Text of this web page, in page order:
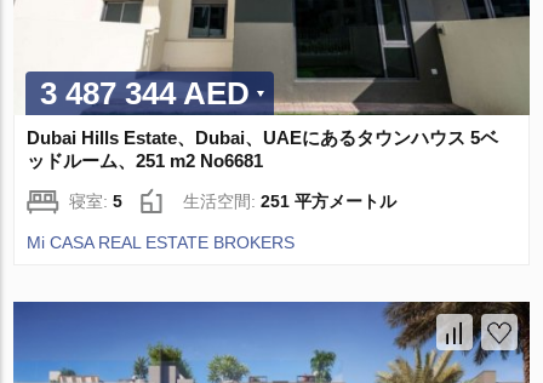
3 487 344 AED
Dubai Hills Estate、Dubai、UAEにあるタウンハウス 5ベ
ッドルーム、251 m2 No6681
寝室:5 生活空間:251 平方メートル
Mi CASA REAL ESTATE BROKERS